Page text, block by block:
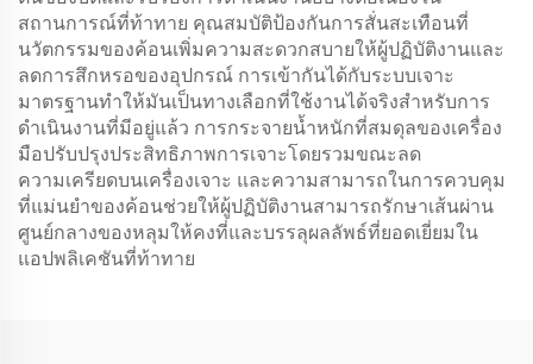
สถานการณ์ที่ท้าทาย คุณสมบัติป้องกันการสั่นสะเทือนที่
นวัตกรรมของค้อนเพิ่มความสะดวกสบายให้ผู้ปฏิบัติงานและ
ลดการสึกหรอของอุปกรณ์ การเข้ากันได้กับระบบเจาะ
มาตรฐานทำให้มันเป็นทางเลือกที่ใช้งานได้จริงสำหรับการ
ดำเนินงานที่มีอยู่แล้ว การกระจายน้ำหนักที่สมดุลของเครื่อง
มือปรับปรุงประสิทธิภาพการเจาะโดยรวมขณะลด
ความเครียดบนเครื่องเจาะ และความสามารถในการควบคุม
ที่แม่นยำของค้อนช่วยให้ผู้ปฏิบัติงานสามารถรักษาเส้นผ่าน
ศูนย์กลางของหลุมให้คงที่และบรรลุผลลัพธ์ที่ยอดเยี่ยมใน
แอปพลิเคชันที่ท้าทาย